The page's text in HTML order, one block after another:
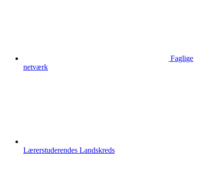
Faglige
netværk
Lærerstuderendes Landskreds